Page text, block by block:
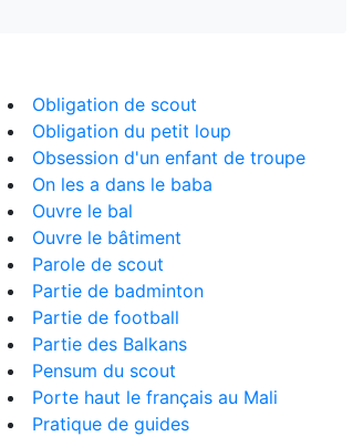
Obligation de scout
Obligation du petit loup
Obsession d'un enfant de troupe
On les a dans le baba
Ouvre le bal
Ouvre le bâtiment
Parole de scout
Partie de badminton
Partie de football
Partie des Balkans
Pensum du scout
Porte haut le français au Mali
Pratique de guides